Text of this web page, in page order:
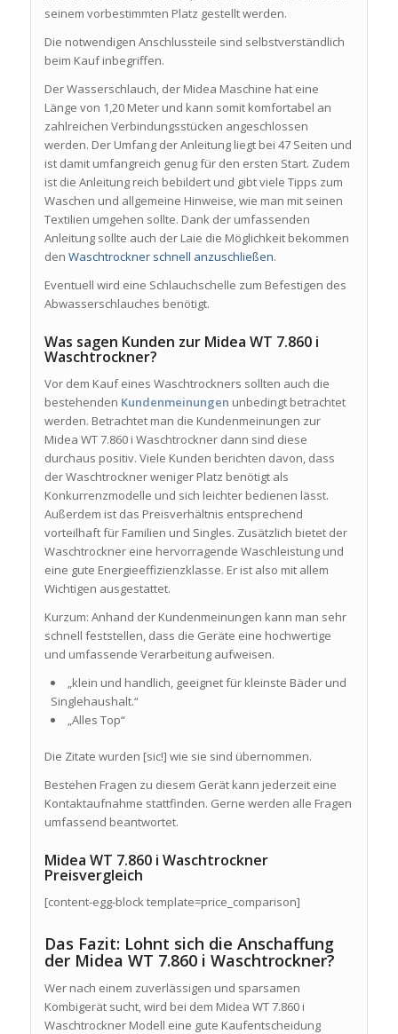
seinem vorbestimmten Platz gestellt werden.
Die notwendigen Anschlussteile sind selbstverständlich
beim Kauf inbegriffen.
Der Wasserschlauch, der Midea Maschine hat eine
Länge von 1,20 Meter und kann somit komfortabel an
zahlreichen Verbindungsstücken angeschlossen
werden. Der Umfang der Anleitung liegt bei 47 Seiten und
ist damit umfangreich genug für den ersten Start. Zudem
ist die Anleitung reich bebildert und gibt viele Tipps zum
Waschen und allgemeine Hinweise, wie man mit seinen
Textilien umgehen sollte. Dank der umfassenden
Anleitung sollte auch der Laie die Möglichkeit bekommen
den Waschtrockner schnell anzuschließen.
Eventuell wird eine Schlauchschelle zum Befestigen des
Abwasserschlauches benötigt.
Was sagen Kunden zur Midea WT 7.860 i
Waschtrockner?
Vor dem Kauf eines Waschtrockners sollten auch die
bestehenden Kundenmeinungen unbedingt betrachtet
werden. Betrachtet man die Kundenmeinungen zur
Midea WT 7.860 i Waschtrockner dann sind diese
durchaus positiv. Viele Kunden berichten davon, dass
der Waschtrockner weniger Platz benötigt als
Konkurrenzmodelle und sich leichter bedienen lässt.
Außerdem ist das Preisverhältnis entsprechend
vorteilhaft für Familien und Singles. Zusätzlich bietet der
Waschtrockner eine hervorragende Waschleistung und
eine gute Energieeffizienzklasse. Er ist also mit allem
Wichtigen ausgestattet.
Kurzum: Anhand der Kundenmeinungen kann man sehr
schnell feststellen, dass die Geräte eine hochwertige
und umfassende Verarbeitung aufweisen.
„klein und handlich, geeignet für kleinste Bäder und
Singlehaushalt.“
„Alles Top“
Die Zitate wurden [sic!] wie sie sind übernommen.
Bestehen Fragen zu diesem Gerät kann jederzeit eine
Kontaktaufnahme stattfinden. Gerne werden alle Fragen
umfassend beantwortet.
Midea WT 7.860 i Waschtrockner
Preisvergleich
[content-egg-block template=price_comparison]
Das Fazit: Lohnt sich die Anschaffung
der Midea WT 7.860 i Waschtrockner?
Wer nach einem zuverlässigen und sparsamen
Kombigerät sucht, wird bei dem Midea WT 7.860 i
Waschtrockner Modell eine gute Kaufentscheidung